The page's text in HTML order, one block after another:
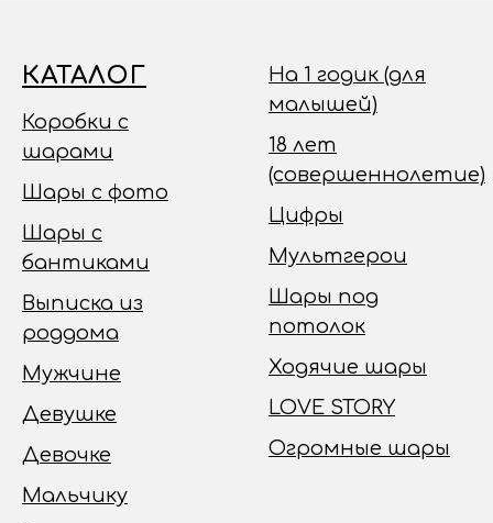
КАТАЛОГ
Коробки с
шарами
Шары с фото
Шары с
бантиками
Выписка из
роддома
Мужчине
Девушке
Девочке
Мальчику
На 1 годик (для
малышей)
18 лет
(совершеннолетие)
Цифры
Мультгерои
Шары под
потолок
Ходячие шары
LOVE STORY
Огромные шары